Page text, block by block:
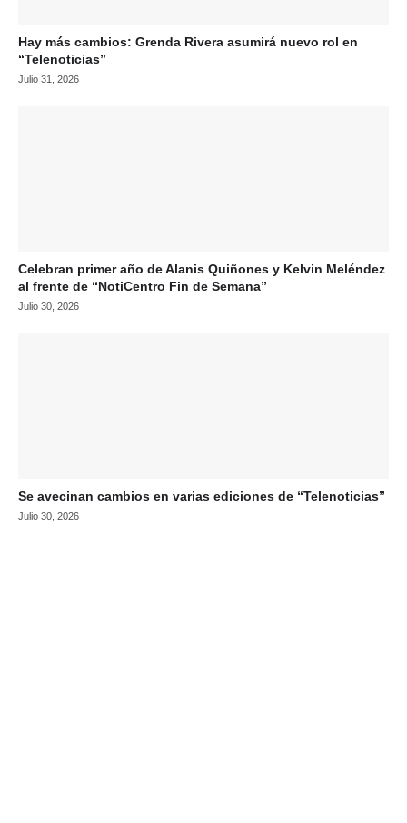
Hay más cambios: Grenda Rivera asumirá nuevo rol en
“Telenoticias”
Julio 31, 2026
Celebran primer año de Alanis Quiñones y Kelvin Meléndez
al frente de “NotiCentro Fin de Semana”
Julio 30, 2026
Se avecinan cambios en varias ediciones de “Telenoticias”
Julio 30, 2026